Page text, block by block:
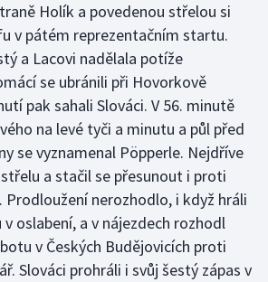
Holík a povedenou střelou si
v pátém reprezentačním startu.
a Lacovi nadělala potíže
se ubránili při Hovorkově
pak sahali Slováci. V 56. minutě
na levé tyči a minutu a půl před
se vyznamenal Pöpperle. Nejdříve
a stačil se přesunout i proti
Prodloužení nerozhodlo, i když hráli
oslabení, a v nájezdech rozhodl
v Českých Budějovicích proti
Slováci prohráli i svůj šestý zápas v